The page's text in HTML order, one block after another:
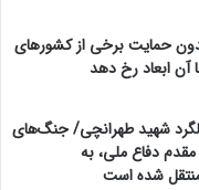
حمایت برخی از کشورهای
آن ابعاد رخ دهد
شهید طهرانچی/ جنگ‌های
دفاع ملی، به
منتقل شده است